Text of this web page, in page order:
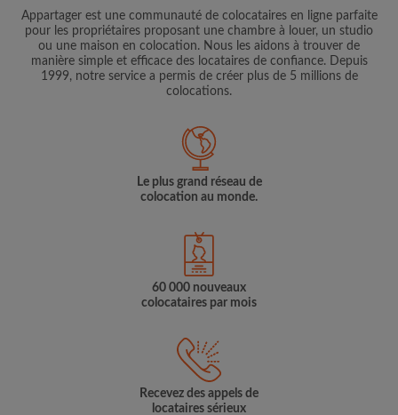
Appartager est une communauté de colocataires en ligne parfaite
pour les propriétaires proposant une chambre à louer, un studio
ou une maison en colocation. Nous les aidons à trouver de
manière simple et efficace des locataires de confiance. Depuis
1999, notre service a permis de créer plus de 5 millions de
colocations.
Le plus grand réseau de
colocation au monde.
60 000 nouveaux
colocataires par mois
Recevez des appels de
locataires sérieux